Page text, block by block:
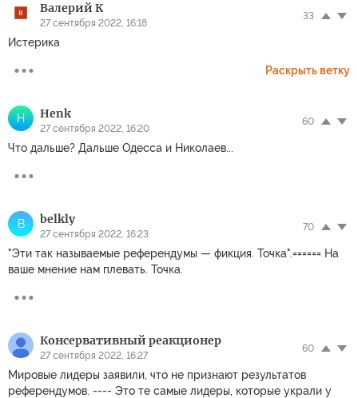
Валерий К
27 сентября 2022, 16:18
33
Истерика
Раскрыть ветку
H Henk
27 сентября 2022, 16:20
60
Что дальше? Дальше Одесса и Николаев...
B belkly
27 сентября 2022, 16:23
70
"Эти так называемые референдумы — фикция. Точка".====== На
ваше мнение нам плевать. Точка.
Консервативный реакционер
27 сентября 2022, 16:27
60
Мировые лидеры заявили, что не признают результатов
референдумов. ---- Это те самые лидеры, которые украли у